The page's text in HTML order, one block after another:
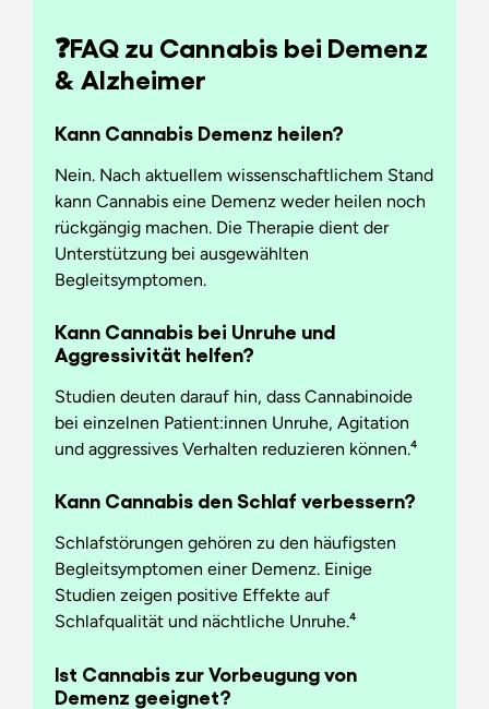
❓FAQ zu Cannabis bei Demenz
& Alzheimer
Kann Cannabis Demenz heilen?
Nein. Nach aktuellem wissenschaftlichem Stand
kann Cannabis eine Demenz weder heilen noch
rückgängig machen. Die Therapie dient der
Unterstützung bei ausgewählten
Begleitsymptomen.
Kann Cannabis bei Unruhe und
Aggressivität helfen?
Studien deuten darauf hin, dass Cannabinoide
bei einzelnen Patient:innen Unruhe, Agitation
und aggressives Verhalten reduzieren können.⁴
Kann Cannabis den Schlaf verbessern?
Schlafstörungen gehören zu den häufigsten
Begleitsymptomen einer Demenz. Einige
Studien zeigen positive Effekte auf
Schlafqualität und nächtliche Unruhe.⁴
Ist Cannabis zur Vorbeugung von
Demenz geeignet?